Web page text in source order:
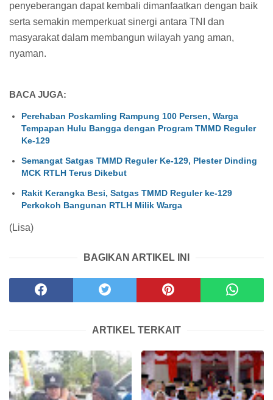
penyeberangan dapat kembali dimanfaatkan dengan baik
serta semakin memperkuat sinergi antara TNI dan
masyarakat dalam membangun wilayah yang aman,
nyaman.
BACA JUGA:
Perehaban Poskamling Rampung 100 Persen, Warga
Tempapan Hulu Bangga dengan Program TMMD Reguler
Ke-129
Semangat Satgas TMMD Reguler Ke-129, Plester Dinding
MCK RTLH Terus Dikebut
Rakit Kerangka Besi, Satgas TMMD Reguler ke-129
Perkokoh Bangunan RTLH Milik Warga
(Lisa)
BAGIKAN ARTIKEL INI
ARTIKEL TERKAIT